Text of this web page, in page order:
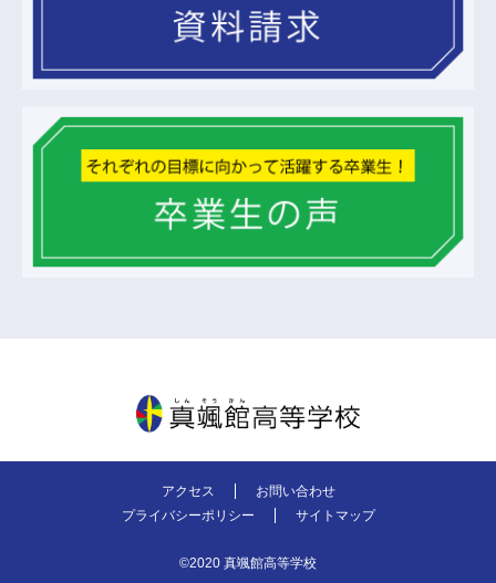
アクセス
お問い合わせ
プライバシーポリシー
サイトマップ
©2020 真颯館高等学校